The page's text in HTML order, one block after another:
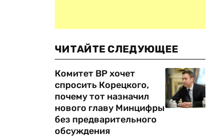
ЧИТАЙТЕ СЛЕДУЮЩЕЕ
Комитет ВР хочет
спросить Корецкого,
почему тот назначил
нового главу Минцифры
без предварительного
обсуждения